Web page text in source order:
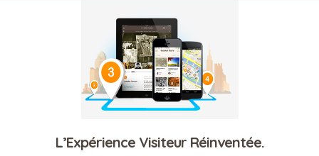
L’Expérience Visiteur Réinventée.